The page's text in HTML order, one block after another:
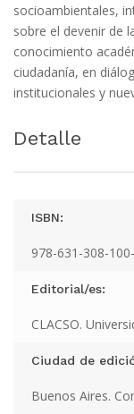
socioambientales,
sobre el devenir de
conocimiento
ciudadanía, en
institucionales y
Detalle
ISBN:
978-631-308-
Editorial/es:
CLACSO.
Ciudad de
Buenos Aires.